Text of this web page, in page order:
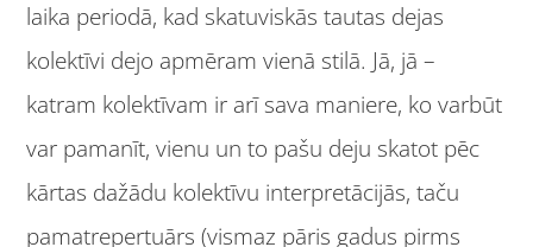
laika periodā, kad skatuviskās tautas dejas
kolektīvi dejo apmēram vienā stilā. Jā, jā –
katram kolektīvam ir arī sava maniere, ko varbūt
var pamanīt, vienu un to pašu deju skatot pēc
kārtas dažādu kolektīvu interpretācijās, taču
pamatrepertuārs (vismaz pāris gadus pirms